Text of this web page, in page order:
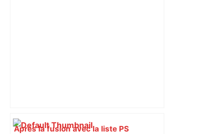
Après la fusion avec la liste PS